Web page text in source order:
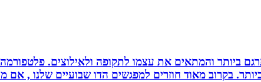
ביותר והמתאים את עצמו לתקופה ולאילוצים.
בקרוב מאוד חוזרים למפגשים הדו שבועיים שלנו , אם